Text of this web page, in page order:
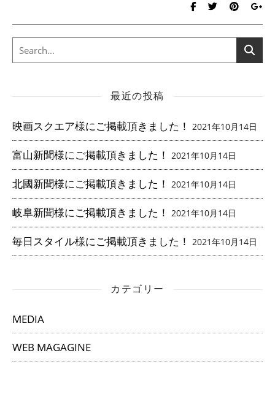
最近の投稿
映画スクエア様にご掲載頂きました！ 2021年10月14日
富山新聞様にご掲載頂きました！ 2021年10月14日
北國新聞様にご掲載頂きました！ 2021年10月14日
岐阜新聞様にご掲載頂きました！ 2021年10月14日
毎日スタイル様にご掲載頂きました！ 2021年10月14日
カテゴリー
MEDIA
WEB MAGAGINE